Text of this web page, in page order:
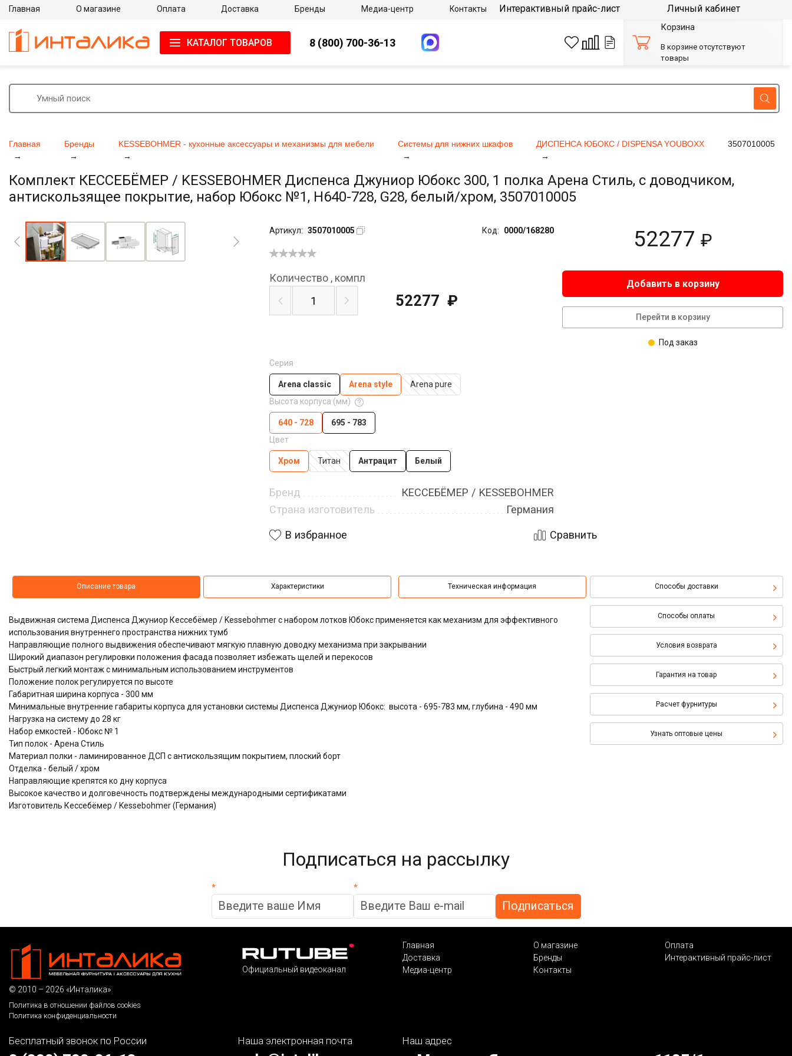
Главная Бренды KESSEBOHMER - кухонные аксессуары и механизмы для мебели Системы для нижних шкафов ДИСПЕНСА ЮБОКС / DISPENSA YOUBOXX 3507010005
Комплект КЕССЕБЁМЕР / KESSEBOHMER Диспенса Джуниор Юбокс 300, 1 полка Арена Стиль, с доводчиком,
антискользящее покрытие, набор Юбокс №1, H640-728, G28, белый/хром, 3507010005
Увеличить фото
Артикул: 3507010005 Код: 0000/168280 52277 ₽
Серия
Arena classic Arena style
Arena pure
Высота корпуса (мм)
640 - 728
695 - 783
Цвет
Хром Титан Антрацит Белый
Бренд
КЕССЕБЁМЕР / KESSEBOHMER
Страна изготовитель
Германия
Количество , компл
52277 ₽
Добавить в корзину
Перейти в корзину
Под заказ
В избранное Сравнить
Описание товара Характеристики Техническая информация Способы доставки
Способы оплаты
Условия возврата
Гарантия на товар
Расчет фурнитуры
Узнать оптовые цены
Выдвижная система Диспенса Джуниор Кессебёмер / Kessebohmer с набором лотков Юбокс применяется как механизм для эффективного
использования внутреннего пространства нижних тумб
Направляющие полного выдвижения обеспечивают мягкую плавную доводку механизма при закрывании
Широкий диапазон регулировки положения фасада позволяет избежать щелей и перекосов
Быстрый легкий монтаж с минимальным использованием инструментов
Положение полок регулируется по высоте
Габаритная ширина корпуса - 300 мм
Минимальные внутренние габариты корпуса для установки системы Диспенса Джуниор Юбокс: высота - 695-783 мм, глубина - 490 мм
Нагрузка на систему до 28 кг
Набор емкостей - Юбокс № 1
Тип полок - Арена Стиль
Материал полки - ламинированное ДСП с антискользящим покрытием, плоский борт
Отделка - белый / хром
Направляющие крепятся ко дну корпуса
Высокое качество и долговечность подтверждены международными сертификатами
Изготовитель Кессебёмер / Kessebohmer (Германия)
Главная О магазине Оплата Доставка Бренды Медиа-центр Контакты Интерактивный прайс-лист Личный кабинет
КАТАЛОГ ТОВАРОВ 8 (800) 700-36-13
Корзина
В корзине отсутствуют
товары
Подписаться на рассылку
* *
© 2010 – 2026 «Инталика»
Политика в отношении файлов cookies
Политика конфиденциальности
Официальный видеоканал
Главная О магазине
Оплата
Доставка
Бренды
Интерактивный прайс-лист
Медиа-центр
Контакты
Бесплатный звонок по России Наша электронная почта Наш адрес